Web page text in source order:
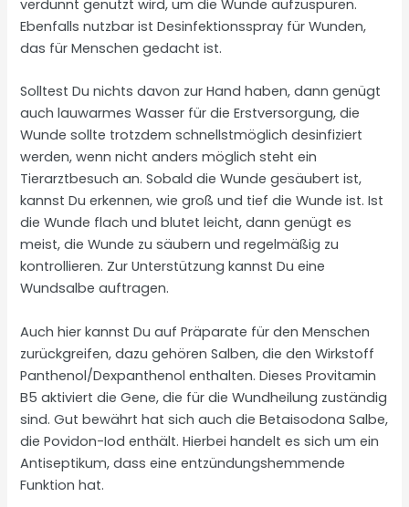
verdünnt genutzt wird, um die Wunde aufzuspüren.
Ebenfalls nutzbar ist Desinfektionsspray für Wunden,
das für Menschen gedacht ist.
Solltest Du nichts davon zur Hand haben, dann genügt
auch lauwarmes Wasser für die Erstversorgung, die
Wunde sollte trotzdem schnellstmöglich desinfiziert
werden, wenn nicht anders möglich steht ein
Tierarztbesuch an. Sobald die Wunde gesäubert ist,
kannst Du erkennen, wie groß und tief die Wunde ist. Ist
die Wunde flach und blutet leicht, dann genügt es
meist, die Wunde zu säubern und regelmäßig zu
kontrollieren. Zur Unterstützung kannst Du eine
Wundsalbe auftragen.
Auch hier kannst Du auf Präparate für den Menschen
zurückgreifen, dazu gehören Salben, die den Wirkstoff
Panthenol/Dexpanthenol enthalten. Dieses Provitamin
B5 aktiviert die Gene, die für die Wundheilung zuständig
sind. Gut bewährt hat sich auch die Betaisodona Salbe,
die Povidon-Iod enthält. Hierbei handelt es sich um ein
Antiseptikum, dass eine entzündungshemmende
Funktion hat.